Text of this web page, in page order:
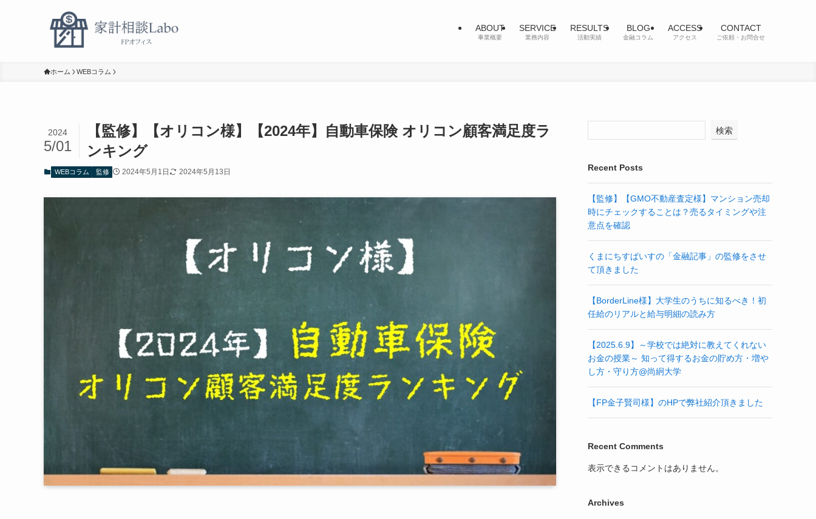
ABOUT
事業概要
SERVICE
業務内容
RESULTS
活動実績
BLOG
金融コラム
ACCESS
アクセス
CONTACT
ご依頼・お問合せ
ホーム WEBコラム
【監修】【オリコン様】【2024年】自動車保険 オリコン顧客満足度ラ
ンキング
2024
5/01
WEBコラム 監修 2024年5月1日 2024年5月13日
検索
Recent Posts
【監修】【GMO不動産査定様】マンション売却
時にチェックすることは？売るタイミングや注
意点を確認
くまにちすぱいすの「金融記事」の監修をさせ
て頂きました
【BorderLine様】大学生のうちに知るべき！初
任給のリアルと給与明細の読み方
【2025.6.9】～学校では絶対に教えてくれない
お金の授業～ 知って得するお金の貯め方・増や
し方・守り方@尚絅大学
【FP金子賢司様】のHPで弊社紹介頂きました
Recent Comments
表示できるコメントはありません。
Archives